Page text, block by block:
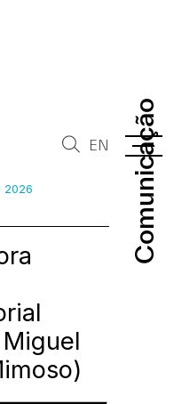
Comunicação
Comunicação
EN
2026